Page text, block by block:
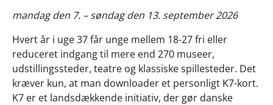
mandag den 7. – søndag den 13. september 2026
Hvert år i uge 37 får unge mellem 18-27 fri eller
reduceret indgang til mere end 270 museer,
udstillingssteder, teatre og klassiske spillesteder. Det
kræver kun, at man downloader et personligt K7-kort.
K7 er et landsdækkende initiativ, der gør danske